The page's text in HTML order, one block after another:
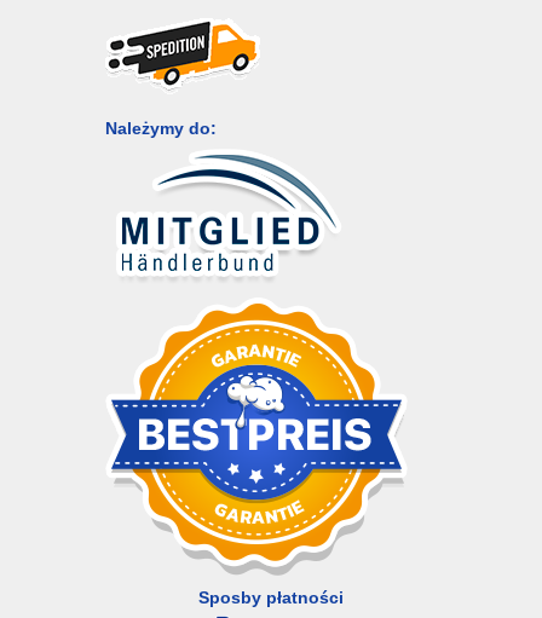
Należymy do:
Sposby płatności